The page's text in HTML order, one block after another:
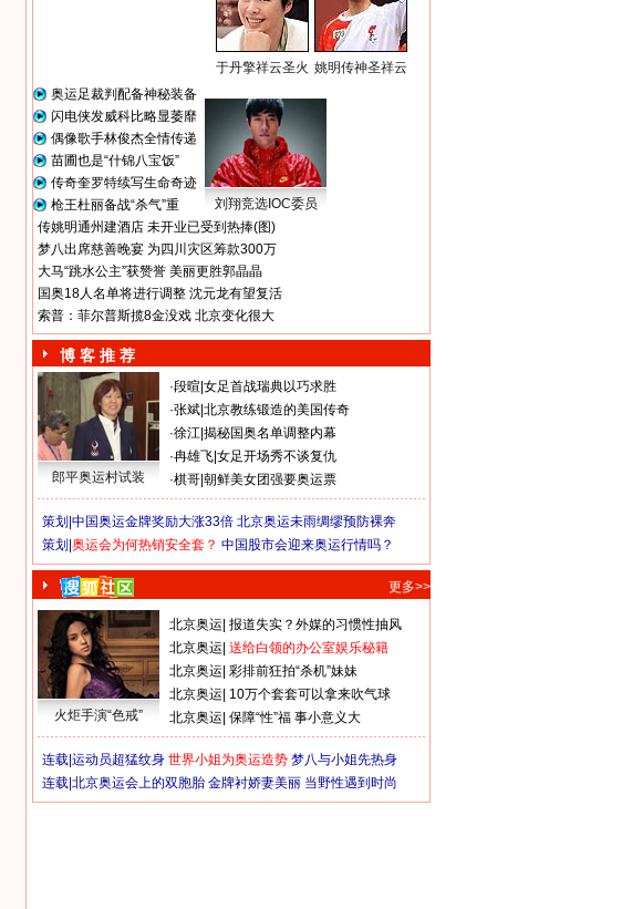
于丹擎祥云圣火 姚明传神圣祥云
奥运足裁判配备神秘装备
闪电侠发威科比略显萎靡
偶像歌手林俊杰全情传递
苗圃也是“什锦八宝饭”
传奇奎罗特续写生命奇迹
枪王杜丽备战“杀气”重
刘翔竞选IOC委员
传姚明通州建酒店 未开业已受到热捧(图)
梦八出席慈善晚宴 为四川灾区筹款300万
大马“跳水公主”获赞誉 美丽更胜郭晶晶
国奥18人名单将进行调整 沈元龙有望复活
索普：菲尔普斯揽8金没戏 北京变化很大
博 客 推 荐
郎平奥运村试装
·段暄 女足首战瑞典以巧求胜
·张斌 北京教练锻造的美国传奇
·徐江 揭秘国奥名单调整内幕
·冉雄飞 女足开场秀不谈复仇
·棋哥 朝鲜美女团强要奥运票
策划| 中国奥运金牌奖励大涨33倍 北京奥运未雨绸缪预防裸奔
策划| 奥运会为何热销安全套？ 中国股市会迎来奥运行情吗？
更多>>
火炬手演“色戒”
北京奥运 报道失实？外媒的习惯性抽风
北京奥运 送给白领的办公室娱乐秘籍
北京奥运 彩排前狂拍“杀机”妹妹
北京奥运 10万个套套可以拿来吹气球
北京奥运 保障“性”福 事小意义大
连载| 运动员超猛纹身 世界小姐为奥运造势 梦八与小姐先热身
连载| 北京奥运会上的双胞胎 金牌衬娇妻美丽 当野性遇到时尚